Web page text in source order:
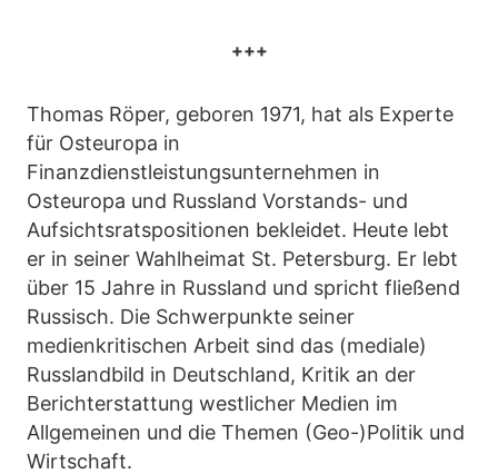
+++
Thomas Röper, geboren 1971, hat als Experte
für Osteuropa in
Finanzdienstleistungsunternehmen in
Osteuropa und Russland Vorstands- und
Aufsichtsratspositionen bekleidet. Heute lebt
er in seiner Wahlheimat St. Petersburg. Er lebt
über 15 Jahre in Russland und spricht fließend
Russisch. Die Schwerpunkte seiner
medienkritischen Arbeit sind das (mediale)
Russlandbild in Deutschland, Kritik an der
Berichterstattung westlicher Medien im
Allgemeinen und die Themen (Geo-)Politik und
Wirtschaft.